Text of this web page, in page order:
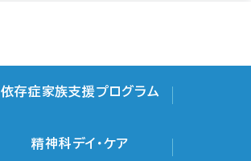
依存症家族支援プログラム
精神科デイ・ケア